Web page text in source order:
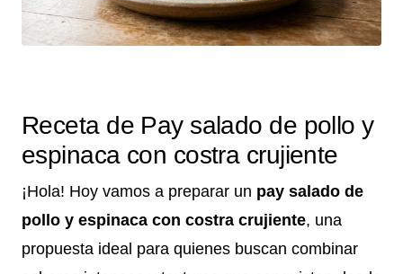
Receta de Pay salado de pollo y
espinaca con costra crujiente
¡Hola! Hoy vamos a preparar un pay salado de
pollo y espinaca con costra crujiente, una
propuesta ideal para quienes buscan combinar